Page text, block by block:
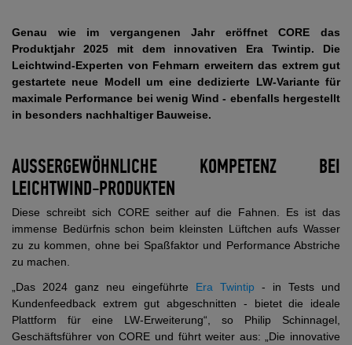
Genau wie im vergangenen Jahr eröffnet CORE das
Produktjahr 2025 mit dem innovativen Era Twintip. Die
Leichtwind-Experten von Fehmarn erweitern das extrem gut
gestartete neue Modell um eine dedizierte LW-Variante für
maximale Performance bei wenig Wind - ebenfalls hergestellt
in besonders nachhaltiger Bauweise.
AUSSERGEWÖHNLICHE KOMPETENZ BEI L
EICHTWIND-PRODUKTEN
Diese schreibt sich CORE seither auf die Fahnen. Es ist das
immense Bedürfnis schon beim kleinsten Lüftchen aufs Wasser
zu zu kommen, ohne bei Spaßfaktor und Performance Abstriche
zu machen.
„Das 2024 ganz neu eingeführte Era Twintip - in Tests und
Kundenfeedback extrem gut abgeschnitten - bietet die ideale
Plattform für eine LW-Erweiterung“, so Philip Schinnagel,
Geschäftsführer von CORE und führt weiter aus: „Die innovative